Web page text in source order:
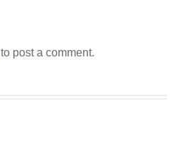
to post a comment.